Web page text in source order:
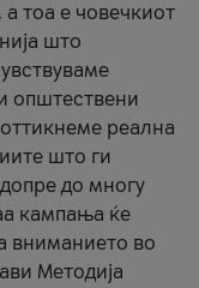
тоа е човечкиот
што
општествени
реална
што ги
до многу
кампања ќе
вниманието во
Методија